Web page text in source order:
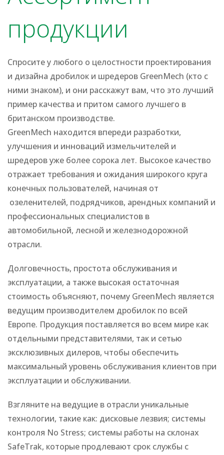
продукции
Спросите у любого о целостности проектирования
и дизайна дробилок и шредеров GreenMech (кто с
ними знаком), и они расскажут вам, что это лучший
пример качества и притом самого лучшего в
британском производстве.
GreenMech находится впереди разработки,
улучшения и инноваций измельчителей и
шредеров уже более сорока лет. Высокое качество
отражает требования и ожидания широкого круга
конечных пользователей, начиная от
озеленителей, подрядчиков, арендных компаний и
профессиональных специалистов в
автомобильной, лесной и железнодорожной
отрасли.
Долговечность, простота обслуживания и
эксплуатации, а также высокая остаточная
стоимость объясняют, почему GreenMech является
ведущим производителем дробилок по всей
Европе. Продукция поставляется во всем мире как
отдельными представителями, так и сетью
эксклюзивных дилеров, чтобы обеспечить
максимальный уровень обслуживания клиентов при
эксплуатации и обслуживании.
Взгляните на ведущие в отрасли уникальные
технологии, такие как: дисковые лезвия; системы
контроля No Stress; системы работы на склонах
SafeTrak, которые продлевают срок службы с